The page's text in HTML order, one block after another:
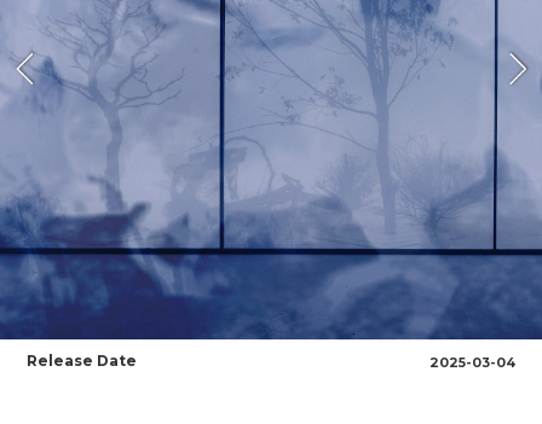
NOTICE
SCHEDULE
Release Date 2025-03-04